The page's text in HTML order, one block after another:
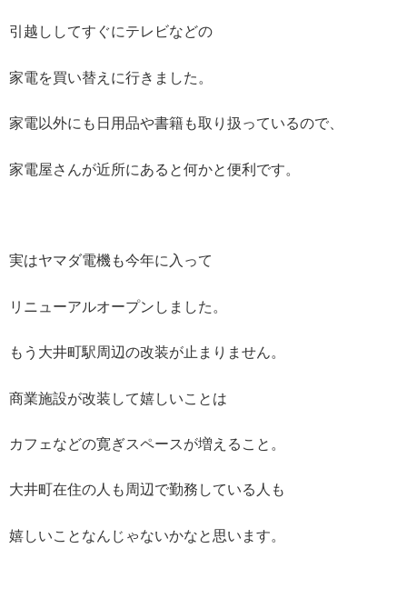
引越ししてすぐにテレビなどの
家電を買い替えに行きました。
家電以外にも日用品や書籍も取り扱っているので、
家電屋さんが近所にあると何かと便利です。
実はヤマダ電機も今年に入って
リニューアルオープンしました。
もう大井町駅周辺の改装が止まりません。
商業施設が改装して嬉しいことは
カフェなどの寛ぎスペースが増えること。
大井町在住の人も周辺で勤務している人も
嬉しいことなんじゃないかなと思います。